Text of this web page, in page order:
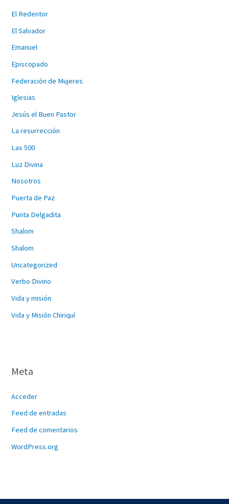
El Redentor
El Salvador
Emanuel
Episcopado
Federación de Mujeres
Iglesias
Jesús el Buen Pastor
La resurrección
Las 500
Luz Divina
Nosotros
Puerta de Paz
Punta Delgadita
Shalom
Shalom
Uncategorized
Verbo Divino
Vida y misión
Vida y Misión Chiriquí
Meta
Acceder
Feed de entradas
Feed de comentarios
WordPress.org